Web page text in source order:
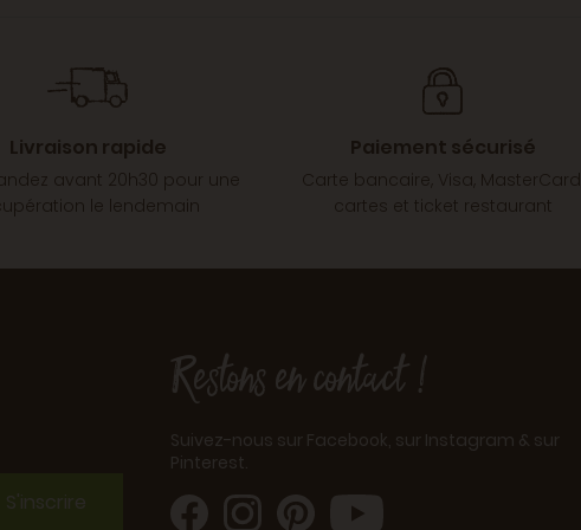
Livraison rapide
avant 20h30 pour une
le lendemain
Paiement sécurisé
Carte bancaire, Visa, MasterCard,
cartes et ticket restaurant
S'inscrire
Restons en contact !
Suivez-nous sur Facebook, sur Instagram & sur
Pinterest.